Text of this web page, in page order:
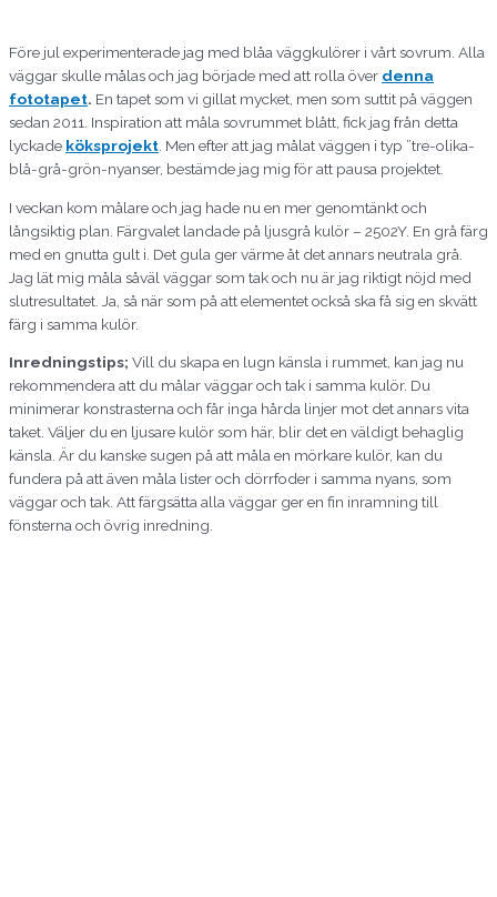
Före jul experimenterade jag med blåa väggkulörer i vårt sovrum. Alla
väggar skulle målas och jag började med att rolla över denna
fototapet. En tapet som vi gillat mycket, men som suttit på väggen
sedan 2011. Inspiration att måla sovrummet blått, fick jag från detta
lyckade köksprojekt . Men efter att jag målat väggen i typ ”tre-olika-
blå-grå-grön-nyanser, bestämde jag mig för att pausa projektet.
I veckan kom målare och jag hade nu en mer genomtänkt och
långsiktig plan. Färgvalet landade på ljusgrå kulör – 2502Y. En grå färg
med en gnutta gult i. Det gula ger värme åt det annars neutrala grå.
Jag lät mig måla såväl väggar som tak och nu är jag riktigt nöjd med
slutresultatet. Ja, så när som på att elementet också ska få sig en skvätt
färg i samma kulör.
Inredningstips; Vill du skapa en lugn känsla i rummet, kan jag nu
rekommendera att du målar väggar och tak i samma kulör. Du
minimerar konstrasterna och får inga hårda linjer mot det annars vita
taket. Väljer du en ljusare kulör som här, blir det en väldigt behaglig
känsla. Är du kanske sugen på att måla en mörkare kulör, kan du
fundera på att även måla lister och dörrfoder i samma nyans, som
väggar och tak. Att färgsätta alla väggar ger en fin inramning till
fönsterna och övrig inredning.